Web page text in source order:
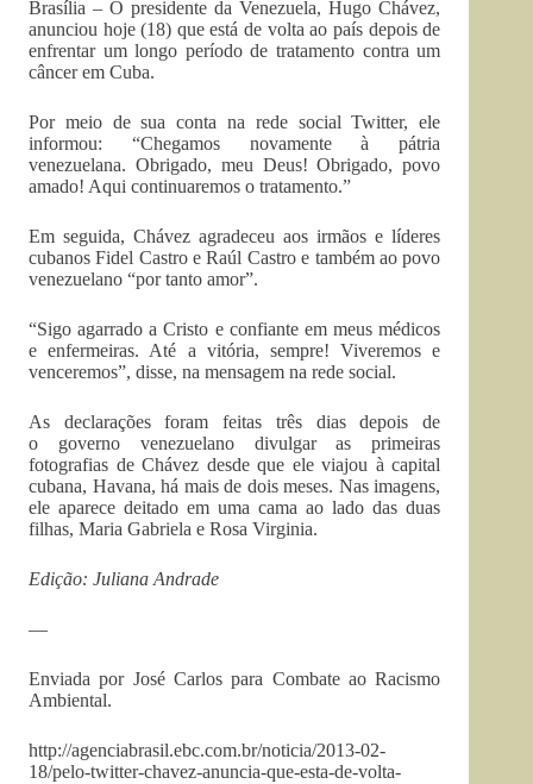
Brasília – O presidente da Venezuela, Hugo Chávez,
anunciou hoje (18) que está de volta ao país depois de
enfrentar um longo período de tratamento contra um
câncer em Cuba.
Por meio de sua conta na rede social Twitter, ele
informou: “Chegamos novamente à pátria
venezuelana. Obrigado, meu Deus! Obrigado, povo
amado! Aqui continuaremos o tratamento.”
Em seguida, Chávez agradeceu aos irmãos e líderes
cubanos Fidel Castro e Raúl Castro e também ao povo
venezuelano “por tanto amor”.
“Sigo agarrado a Cristo e confiante em meus médicos
e enfermeiras. Até a vitória, sempre! Viveremos e
venceremos”, disse, na mensagem na rede social.
As declarações foram feitas três dias depois de
o governo venezuelano divulgar as primeiras
fotografias de Chávez desde que ele viajou à capital
cubana, Havana, há mais de dois meses. Nas imagens,
ele aparece deitado em uma cama ao lado das duas
filhas, Maria Gabriela e Rosa Virginia.
Edição: Juliana Andrade
—
Enviada por José Carlos para Combate ao Racismo
Ambiental.
http://agenciabrasil.ebc.com.br/noticia/2013-02-
18/pelo-twitter-chavez-anuncia-que-esta-de-volta-